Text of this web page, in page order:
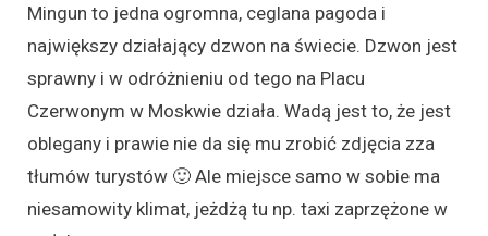
Mingun to jedna ogromna, ceglana pagoda i
największy działający dzwon na świecie. Dzwon jest
sprawny i w odróżnieniu od tego na Placu
Czerwonym w Moskwie działa. Wadą jest to, że jest
oblegany i prawie nie da się mu zrobić zdjęcia zza
tłumów turystów 🙂 Ale miejsce samo w sobie ma
niesamowity klimat, jeżdżą tu np. taxi zaprzężone w